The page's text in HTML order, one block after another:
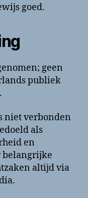
goed.
geen
publiek
niet verbonden
als
en
belangrijke
altijd via